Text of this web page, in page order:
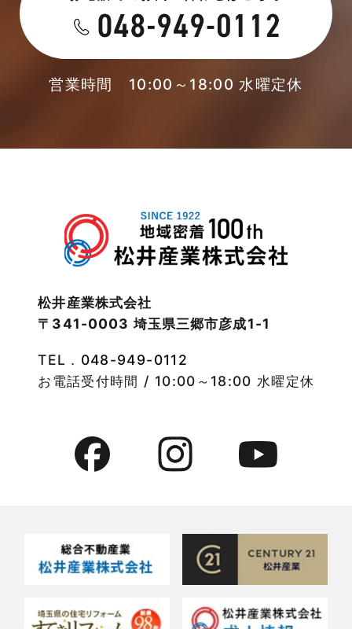
未分類
本店-ブログ
東武スカイツリーライン
注文住宅施工事例
物件検索
物件特集
竹ノ塚店-ブログ
貸倉庫・その他
貸店舗活用事例
賃貸物件
2023年4月
2023年3月
2022年11月
2022年9月
2022年8月
2022年6月
2022年3月
2022年2月
営業時間 10:00～18:00 水曜定休
松井産業株式会社
〒341-0003 埼玉県三郷市彦成1-1
TEL． 048-949-0112
お電話受付時間 / 10:00～18:00 水曜定休